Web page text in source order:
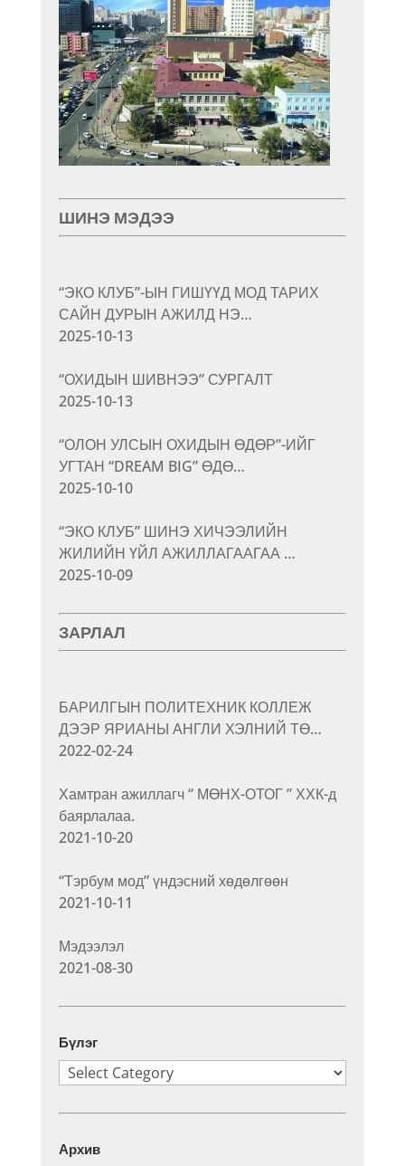
ШИНЭ МЭДЭЭ
“ЭКО КЛУБ”-ЫН ГИШҮҮД МОД ТАРИХ
САЙН ДУРЫН АЖИЛД НЭ…
2025-10-13
“ОХИДЫН ШИВНЭЭ” СУРГАЛТ
2025-10-13
“ОЛОН УЛСЫН ОХИДЫН ӨДӨР”-ИЙГ
УГТАН “DREAM BIG” ӨДӨ…
2025-10-10
“ЭКО КЛУБ” ШИНЭ ХИЧЭЭЛИЙН
ЖИЛИЙН ҮЙЛ АЖИЛЛАГААГАА …
2025-10-09
ЗАРЛАЛ
БАРИЛГЫН ПОЛИТЕХНИК КОЛЛЕЖ
ДЭЭР ЯРИАНЫ АНГЛИ ХЭЛНИЙ ТӨ…
2022-02-24
Хамтран ажиллагч “ МӨНХ-ОТОГ ” ХХК-д
баярлалаа.
2021-10-20
“Тэрбум мод” үндэсний хөдөлгөөн
2021-10-11
Мэдээлэл
2021-08-30
Бүлэг
Бүлэг
Архив